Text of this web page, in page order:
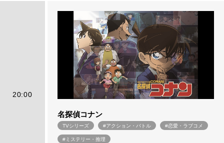
20:00
名探偵コナン
TVシリーズ #アクション・バトル #恋愛・ラブコメ
#ミステリー・推理